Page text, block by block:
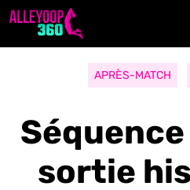
Aller
APRÈS-MATCH
sortie